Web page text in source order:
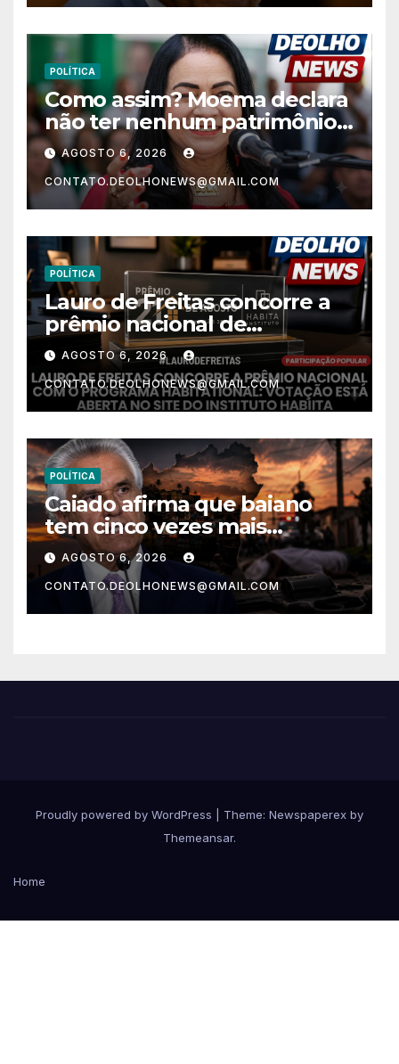
POLÍTICA
Como assim? Moema declara
não ter nenhum patrimônio
após 30 anos na vida pública?
AGOSTO 6, 2026
CONTATO.DEOLHONEWS@GMAIL.COM
POLÍTICA
Lauro de Freitas concorre a
prêmio nacional de
habitação com o projeto “Tá
Rebocado”; votação está
aberta
AGOSTO 6, 2026
CONTATO.DEOLHONEWS@GMAIL.COM
POLÍTICA
Caiado afirma que baiano
tem cinco vezes mais
chances de ser assassinado
do que um morador da
Ucrânia
AGOSTO 6, 2026
CONTATO.DEOLHONEWS@GMAIL.COM
Proudly powered by WordPress
Theme: Newspaperex by
Themeansar.
Home